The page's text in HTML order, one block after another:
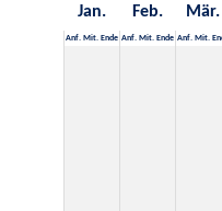
Jan. Feb. Mär.
Anf. Mit. Ende Anf. Mit. Ende Anf. Mit.